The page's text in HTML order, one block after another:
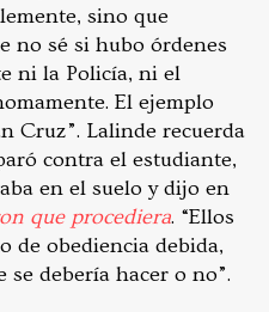
sino que
no sé si hubo órdenes
ni la Policía, ni el
El ejemplo
Cruz”. Lalinde recuerda
contra el estudiante,
en el suelo y dijo en
que procediera. “Ellos
de obediencia debida,
se debería hacer o no”.